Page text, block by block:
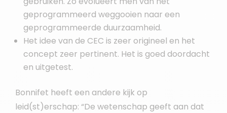
geprogrammeerd weggooien naar een
geprogrammeerde duurzaamheid.
Het idee van de CEC is zeer origineel en het
concept zeer pertinent. Het is goed doordacht
en uitgetest.
Bonnifet heeft een andere kijk op
leid(st)erschap: “De wetenschap geeft aan dat